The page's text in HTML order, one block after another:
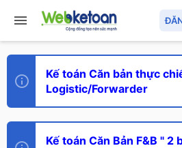
Kế toán Căn bản thực
Logistic/Forwarder
Kế toán Căn Bản F&B "